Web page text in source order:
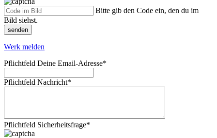
Bitte gib den Code ein, den du im
Bild siehst.
senden
Werk melden
Pflichtfeld Deine Email-Adresse*
Pflichtfeld Nachricht*
Pflichtfeld Sicherheitsfrage*